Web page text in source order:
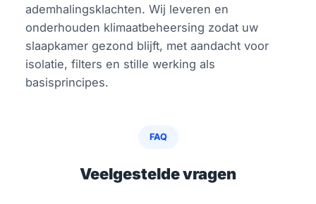
ademhalingsklachten. Wij leveren en
onderhouden klimaatbeheersing zodat uw
slaapkamer gezond blijft, met aandacht voor
isolatie, filters en stille werking als
basisprincipes.
FAQ
Veelgestelde vragen